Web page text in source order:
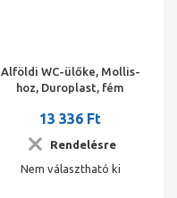
Alföldi WC-ülőke, Mollis-
hoz, Duroplast, fém
13 336 Ft
Rendelésre
Nem választható ki